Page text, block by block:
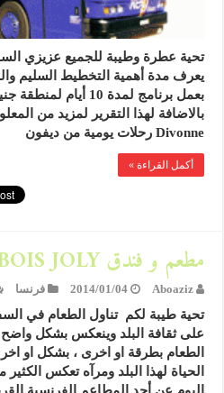
تحية عطرة وطيبة للجميع عزيزي
يعرف مدة أهمية التخطيط السليم
بعمل برنامج لمدة 10
Divonne رحلات يومية من ديفون
أكمل القراءة »
مطعم و فندق BOIS JOLY
Aboaziz
2014/01/04 فرنسا
تحية طيبة لكم تناول الطعام في
على ثقافة البلد وينعكس بشكل
الطعام بطرقة او اخرى ، بشكل او
الحياة لهذا البلد ومرآه تعكس